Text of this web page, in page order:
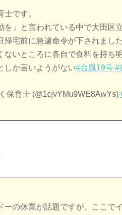
士です。
を」と言われている中で大田
帰宅前に急遽命令が下されました
ないところに各自で食料を持ち
しか言いようがない#台風19号 #
保育士 (@1cjvYMu9WE8AwYs)
ーの休業が話題ですが、ここで